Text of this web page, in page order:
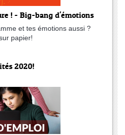
! - Big-bang d'émotions
et tes émotions aussi ?
papier!
2020!